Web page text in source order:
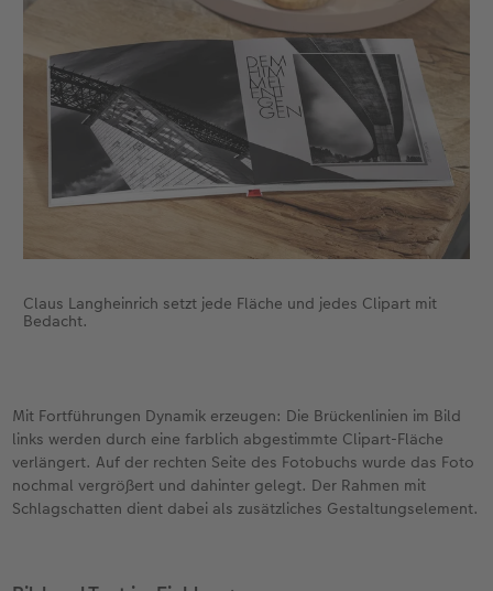
Claus Langheinrich setzt jede Fläche und jedes Clipart mit
Bedacht.
Mit Fortführungen Dynamik erzeugen: Die Brückenlinien im Bild
links werden durch eine farblich abgestimmte Clipart-Fläche
verlängert. Auf der rechten Seite des Fotobuchs wurde das Foto
nochmal vergrößert und dahinter gelegt. Der Rahmen mit
Schlagschatten dient dabei als zusätzliches Gestaltungselement.